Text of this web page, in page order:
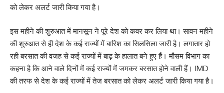
को लेकर अलर्ट जारी किया गया है।
इस महीने की शुरुआत में मानसून ने पूरे देश को कवर कर लिया था। सावन महीने
की शुरुआत से ही देश के कई राज्यों में बारिश का सिलसिला जारी है। लगातार हो
रही बरसात की वजह से कई राज्यों में बाढ़ के हालात बने हुए हैं। मौसम विभाग का
कहना है कि आने वाले दिनों में कई राज्यों में जमकर बरसात होने वाली हैं। IMD
की तरफ से देश के कई राज्यों में तेज बरसात को लेकर अलर्ट जारी किया गया है।